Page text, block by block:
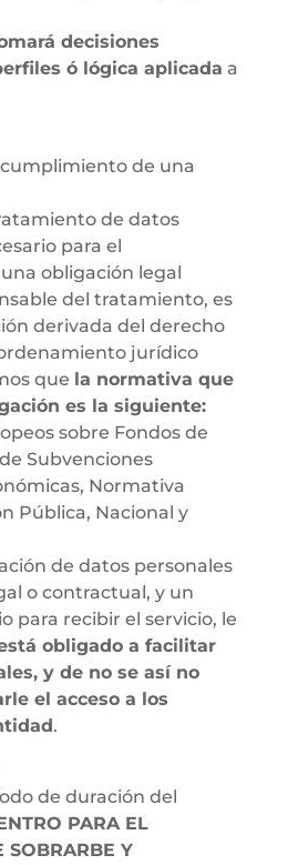
decisiones
ó lógica aplicada a
de una
de datos
para el
obligación legal
del tratamiento, es
derivada del derecho
jurídico
que la normativa que
es la siguiente:
sobre Fondos de
Subvenciones
Normativa
Pública, Nacional y
de datos personales
o contractual, y un
para recibir el servicio, le
obligado a facilitar
y de no se así no
el acceso a los
.
de duración del
PARA EL
SOBRARBE Y